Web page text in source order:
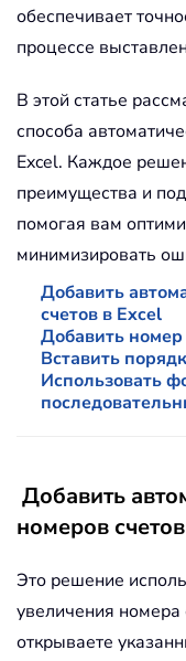
обеспечивает
процессе
В этой статье
способа
Excel. Каждое
преимущества и
помогая вам
минимизировать
Добавить
счетов в Excel
Добавить
Вставить
Использовать
Добавить
номеров
Это решение
увеличения
открываете